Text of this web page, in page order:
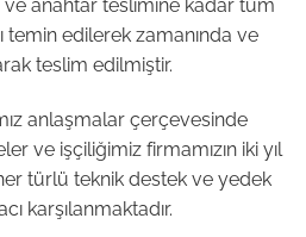
anahtar teslimine kadar tüm
temin edilerek zamanında ve
teslim edilmiştir.
anlaşmalar çerçevesinde
ve işçiliğimiz firmamızın iki yıl
türlü teknik destek ve yedek
karşılanmaktadır.